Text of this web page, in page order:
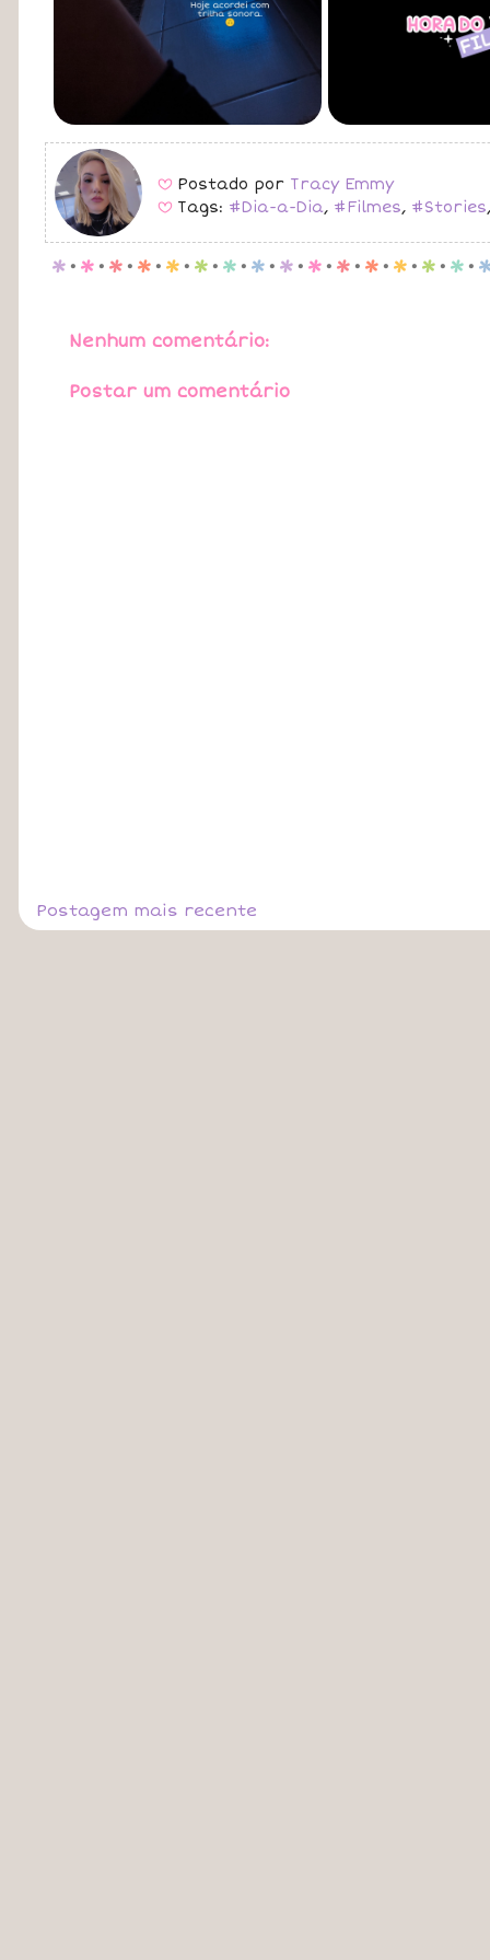
B Postado por Tracy Emmy
B Tags: #Dia-a-Dia, #Filmes, #Stories
p . p . p . p . p . p . p . p . p . p . p . p . p . p . p .
Nenhum comentário:
Postar um comentário
Postagem mais recente